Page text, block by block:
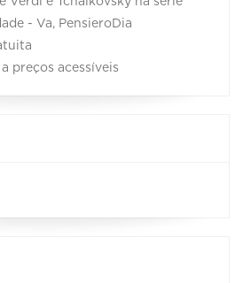
- Va, PensieroDia
preços acessíveis